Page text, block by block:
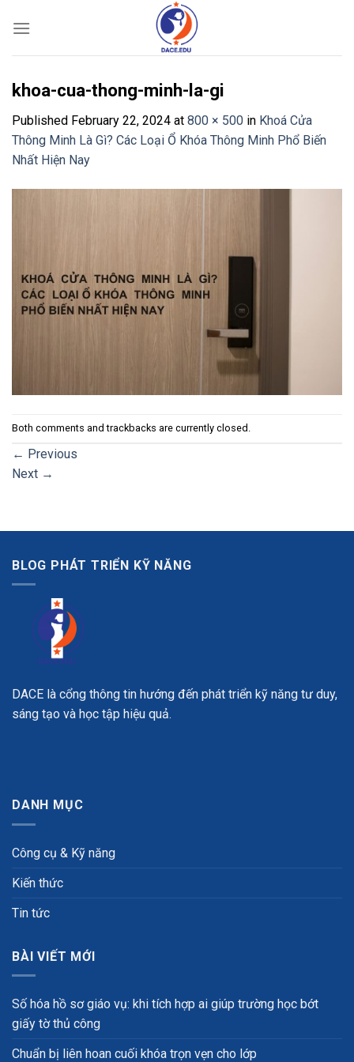
khoa-cua-thong-minh-la-gi
Published February 22, 2024 at 800 × 500 in Khoá Cửa
Thông Minh Là Gì? Các Loại Ổ Khóa Thông Minh Phổ Biến
Nhất Hiện Nay
Both comments and trackbacks are currently closed.
← Previous
Next →
BLOG PHÁT TRIỂN KỸ NĂNG
DACE là cổng thông tin hướng đến phát triển kỹ năng tư duy,
sáng tạo và học tập hiệu quả.
DANH MỤC
Công cụ & Kỹ năng
Kiến thức
Tin tức
BÀI VIẾT MỚI
Số hóa hồ sơ giáo vụ: khi tích hợp ai giúp trường học bớt
giấy tờ thủ công
Chuẩn bị liên hoan cuối khóa trọn vẹn cho lớp